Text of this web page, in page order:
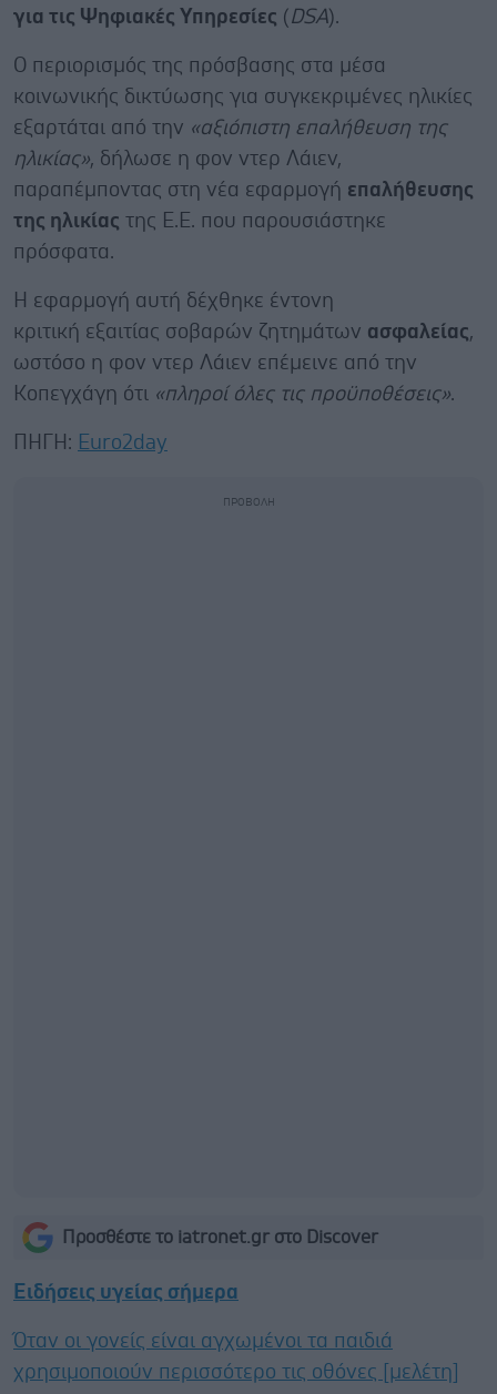
για τις Ψηφιακές Υπηρεσίες (DSA).
Ο περιορισμός της πρόσβασης στα μέσα
κοινωνικής δικτύωσης για συγκεκριμένες ηλικίες
εξαρτάται από την «αξιόπιστη επαλήθευση της
ηλικίας», δήλωσε η φον ντερ Λάιεν,
παραπέμποντας στη νέα εφαρμογή επαλήθευσης
της ηλικίας της Ε.Ε. που παρουσιάστηκε
πρόσφατα.
Η εφαρμογή αυτή δέχθηκε έντονη
κριτική εξαιτίας σοβαρών ζητημάτων ασφαλείας,
ωστόσο η φον ντερ Λάιεν επέμεινε από την
Κοπεγχάγη ότι «πληροί όλες τις προϋποθέσεις».
ΠΗΓΗ: Euro2day
Προσθέστε το iatronet.gr στο Discover
Ειδήσεις υγείας σήμερα
Όταν οι γονείς είναι αγχωμένοι τα παιδιά
χρησιμοποιούν περισσότερο τις οθόνες [μελέτη]